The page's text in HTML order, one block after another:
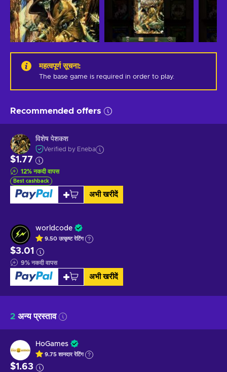
महत्वपूर्ण सूचना:
The base game is required in order to play.
Recommended offers
विशेष पेशकश
Verified by Eneba
$1.77
12% नकदी वापस
Best cashback
अभी खरीदें
worldcode
9.50 उत्कृष्टरेटिंग
$3.01
9% नकदी वापस
अभी खरीदें
2 अन्य प्रस्ताव
HoGames
9.75 शानदाररेटिंग
$1.63